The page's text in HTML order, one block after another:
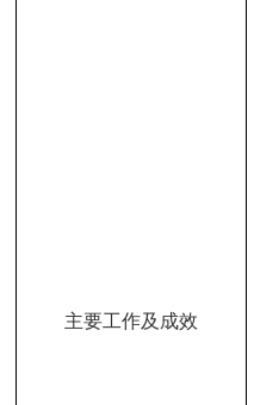
主要工作及成效